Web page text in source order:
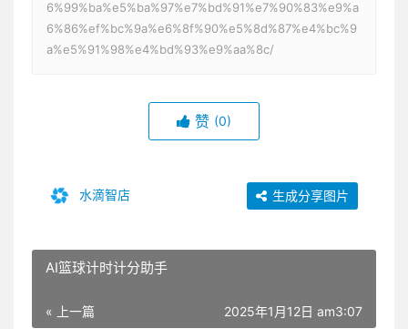
6%99%ba%e5%ba%97%e7%bd%91%e7%90%83%e9%a
6%86%ef%bc%9a%e6%8f%90%e5%8d%87%e4%bc%9
a%e5%91%98%e4%bd%93%e9%aa%8c/
赞 (0)
水滴智店 生成分享图片
AI篮球计时计分助手
« 上一篇 2025年1月12日 am3:07